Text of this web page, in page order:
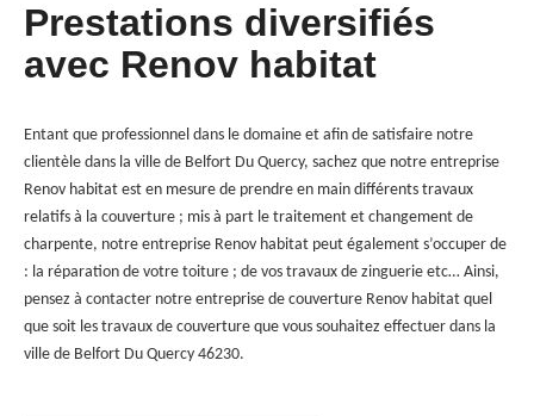
Prestations diversifiés
avec Renov habitat
Entant que professionnel dans le domaine et afin de satisfaire notre
clientèle dans la ville de Belfort Du Quercy, sachez que notre entreprise
Renov habitat est en mesure de prendre en main différents travaux
relatifs à la couverture ; mis à part le traitement et changement de
charpente, notre entreprise Renov habitat peut également s’occuper de
: la réparation de votre toiture ; de vos travaux de zinguerie etc… Ainsi,
pensez à contacter notre entreprise de couverture Renov habitat quel
que soit les travaux de couverture que vous souhaitez effectuer dans la
ville de Belfort Du Quercy 46230.